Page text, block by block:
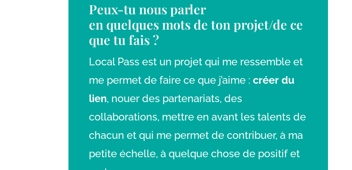
Peux-tu nous parler
en quelques mots de ton projet/de ce
que tu fais ?
Local Pass est un projet qui me ressemble et
me permet de faire ce que j’aime : créer du
lien, nouer des partenariats, des
collaborations, mettre en avant les talents de
chacun et qui me permet de contribuer, à ma
petite échelle, à quelque chose de positif et